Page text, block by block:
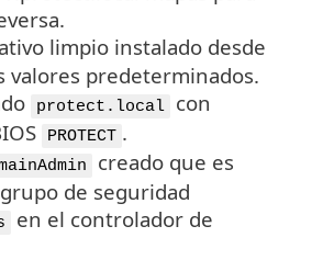
limpio instalado desde
valores predeterminados.
protect.local
con
PROTECT .
creado que es
de seguridad
en el controlador de